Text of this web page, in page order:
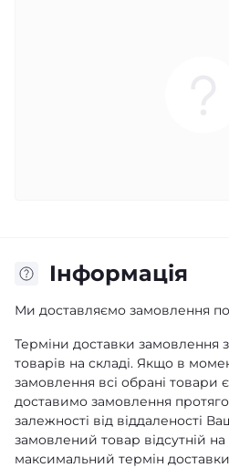
Iнформація
Ми доставляємо замовлення по
Терміни доставки замовлення
товарів на складі. Якщо в
замовлення всі обрані товари
доставимо замовлення
залежності від віддаленості
замовлений товар відсутній на
максимальний термін